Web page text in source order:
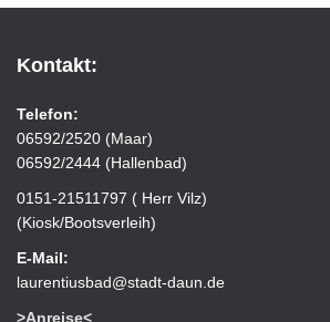
Kontakt:
Telefon:
06592/2520 (Maar)
06592/2444 (Hallenbad)
0151-21511797 ( Herr Vilz)
(Kiosk/Bootsverleih)
E-Mail:
laurentiusbad@stadt-daun.de
>Anreise<